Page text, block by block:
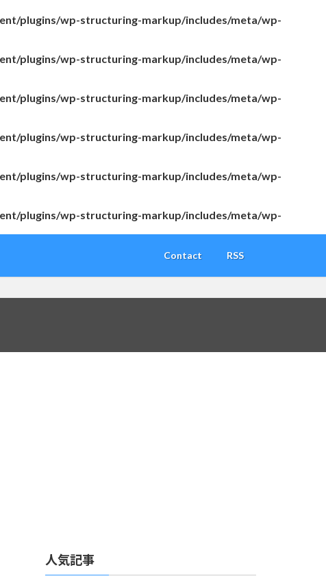
plugins/wp-structuring-markup/includes/meta/wp-
plugins/wp-structuring-markup/includes/meta/wp-
plugins/wp-structuring-markup/includes/meta/wp-
plugins/wp-structuring-markup/includes/meta/wp-
plugins/wp-structuring-markup/includes/meta/wp-
plugins/wp-structuring-markup/includes/meta/wp-
Contact RSS
人気記事